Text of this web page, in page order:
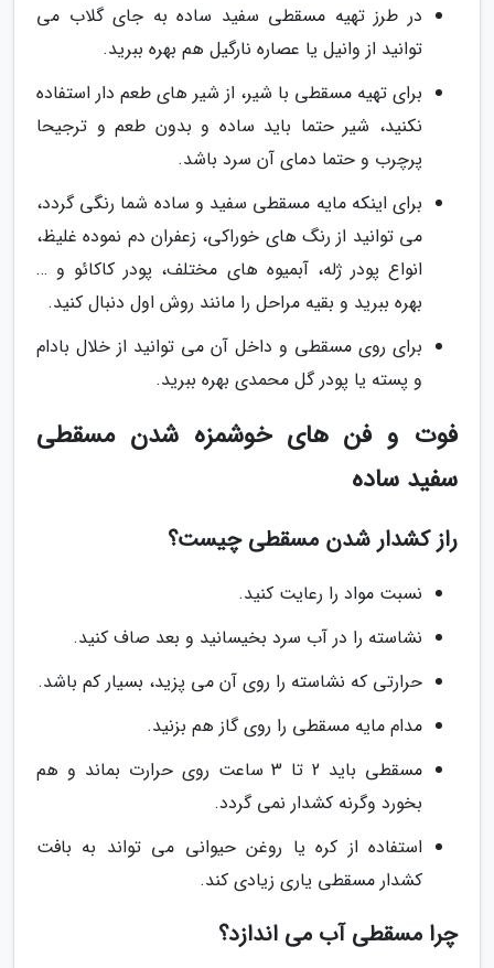
در طرز تهیه مسقطی سفید ساده به جای گلاب می
توانید از وانیل یا عصاره نارگیل هم بهره ببرید.
برای تهیه مسقطی با شیر، از شیر های طعم دار استفاده
نکنید، شیر حتما باید ساده و بدون طعم و ترجیحا
پرچرب و حتما دمای آن سرد باشد.
برای اینکه مایه مسقطی سفید و ساده شما رنگی گردد،
می توانید از رنگ های خوراکی، زعفران دم نموده غلیظ،
انواع پودر ژله، آبمیوه های مختلف، پودر کاکائو و …
بهره ببرید و بقیه مراحل را مانند روش اول دنبال کنید.
برای روی مسقطی و داخل آن می توانید از خلال بادام
و پسته یا پودر گل محمدی بهره ببرید.
فوت و فن های خوشمزه شدن مسقطی
سفید ساده
راز کشدار شدن مسقطی چیست؟
نسبت مواد را رعایت کنید.
نشاسته را در آب سرد بخیسانید و بعد صاف کنید.
حرارتی که نشاسته را روی آن می پزید، بسیار کم باشد.
مدام مایه مسقطی را روی گاز هم بزنید.
مسقطی باید 2 تا 3 ساعت روی حرارت بماند و هم
بخورد وگرنه کشدار نمی گردد.
استفاده از کره یا روغن حیوانی می تواند به بافت
کشدار مسقطی یاری زیادی کند.
چرا مسقطی آب می اندازد؟